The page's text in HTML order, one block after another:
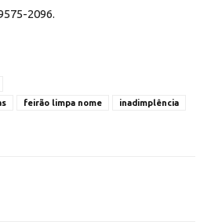
2096.
feirão limpa nome
inadimplência